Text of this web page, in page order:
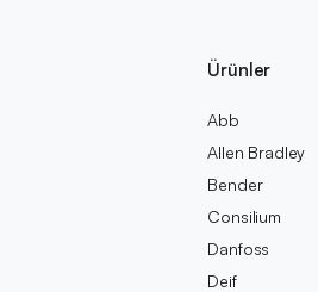
Ürünler
Abb
Allen Bradley
Bender
Consilium
Danfoss
Deif